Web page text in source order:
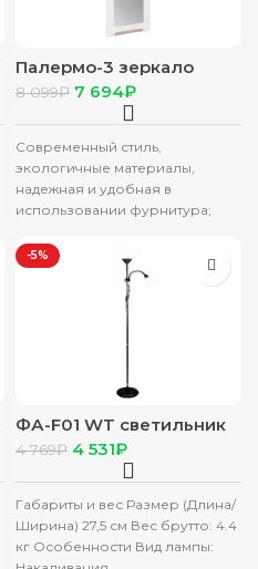
Палермо-3 зеркало
ростовое ясень шимо
светлый/МДФ белый
8 099₽ 7 694₽
Современный стиль,
экологичные материалы,
надежная и удобная в
использовании фурнитура;
набора позволяет
удовлетворить пожелания
самых взыскательных
покупателей; Плавные
-5%
ФА-F01 WT светильник
напольный
4 769₽ 4 531₽
Габариты и вес Размер (Длина/
Ширина) 27,5 см Вес брутто: 4.4
кг Особенности Вид лампы: